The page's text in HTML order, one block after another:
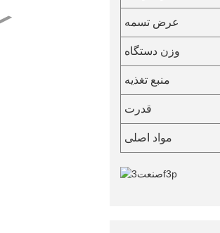
عرض تسمه
وزن دستگاه
منبع تغذیه
قدرت
مواد اصلی